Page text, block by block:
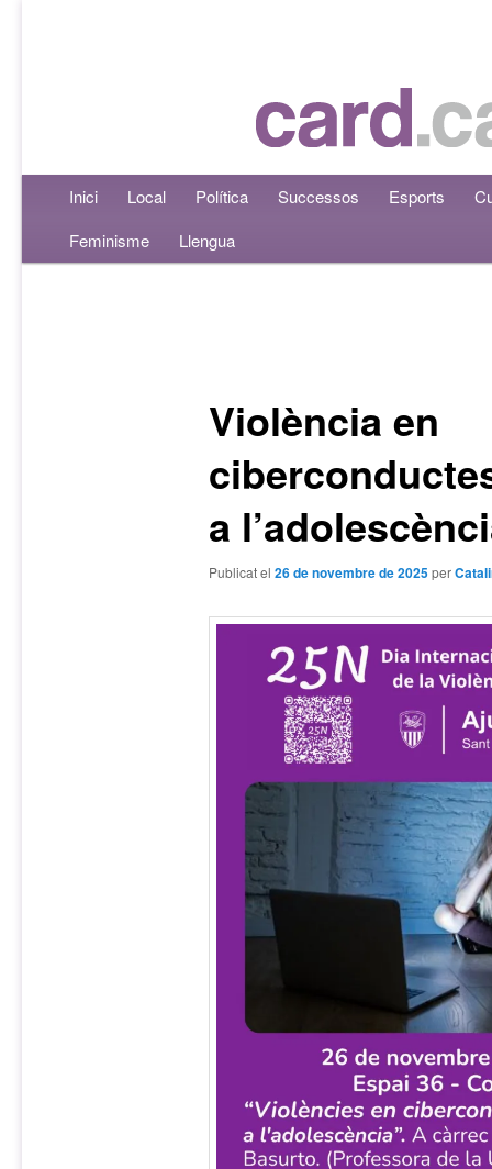
Menú principalAneu al contingut principal
Aneu al contingut secundari
Inici Local Política Successos Esports
Feminisme
Llengua
Violència en
a
Publicat el 26 de novembre de 2025per